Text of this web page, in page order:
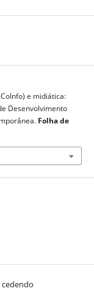
e midiática:
Desenvolvimento
Folha de